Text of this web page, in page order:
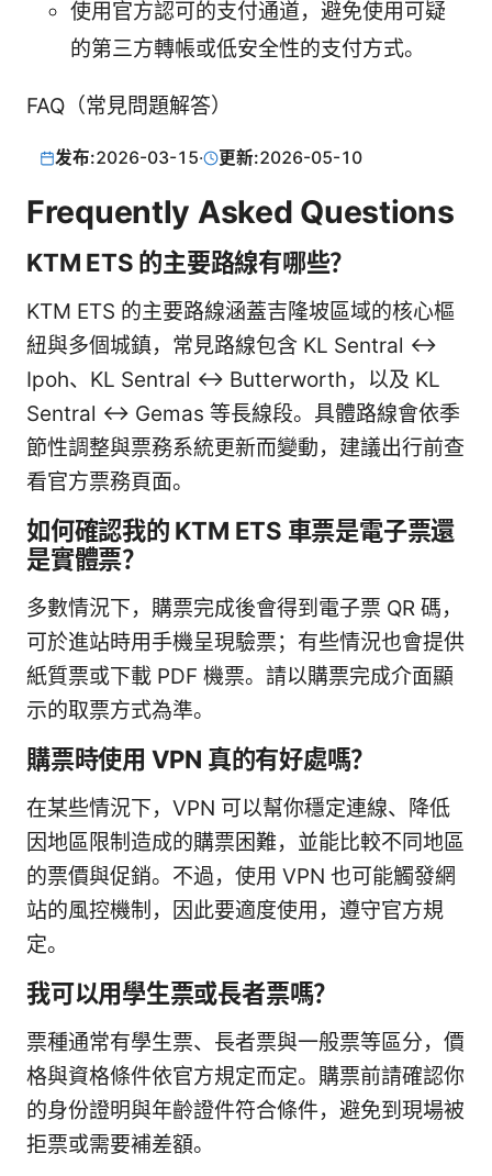
使用官方認可的支付通道，避免使用可疑
的第三方轉帳或低安全性的支付方式。
FAQ（常見問題解答）
发布:2026-03-15· 更新:2026-05-10
Frequently Asked Questions
KTM ETS 的主要路線有哪些？
KTM ETS 的主要路線涵蓋吉隆坡區域的核心樞
紐與多個城鎮，常見路線包含 KL Sentral ↔
Ipoh、KL Sentral ↔ Butterworth，以及 KL
Sentral ↔ Gemas 等長線段。具體路線會依季
節性調整與票務系統更新而變動，建議出行前查
看官方票務頁面。
如何確認我的 KTM ETS 車票是電子票還
是實體票？
多數情況下，購票完成後會得到電子票 QR 碼，
可於進站時用手機呈現驗票；有些情況也會提供
紙質票或下載 PDF 機票。請以購票完成介面顯
示的取票方式為準。
購票時使用 VPN 真的有好處嗎？
在某些情況下，VPN 可以幫你穩定連線、降低
因地區限制造成的購票困難，並能比較不同地區
的票價與促銷。不過，使用 VPN 也可能觸發網
站的風控機制，因此要適度使用，遵守官方規
定。
我可以用學生票或長者票嗎？
票種通常有學生票、長者票與一般票等區分，價
格與資格條件依官方規定而定。購票前請確認你
的身份證明與年齡證件符合條件，避免到現場被
拒票或需要補差額。